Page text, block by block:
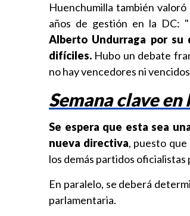
Huenchumilla también
años de gestión en la DC:
Alberto Undurraga por
difíciles. Hubo un debate
no hay vencedores ni
Semana clave en
Se espera que esta sea
nueva directiva, puesto
los demás partidos oficialistas
En paralelo, se deberá
parlamentaria.